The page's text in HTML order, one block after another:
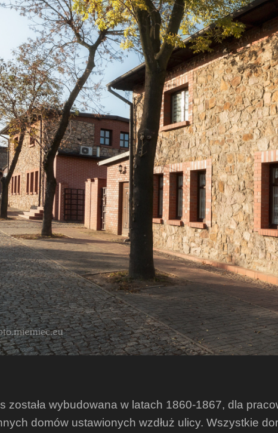
została wybudowana w latach 1860-1867, dla
domów ustawionych wzdłuż ulicy. Wszystkie